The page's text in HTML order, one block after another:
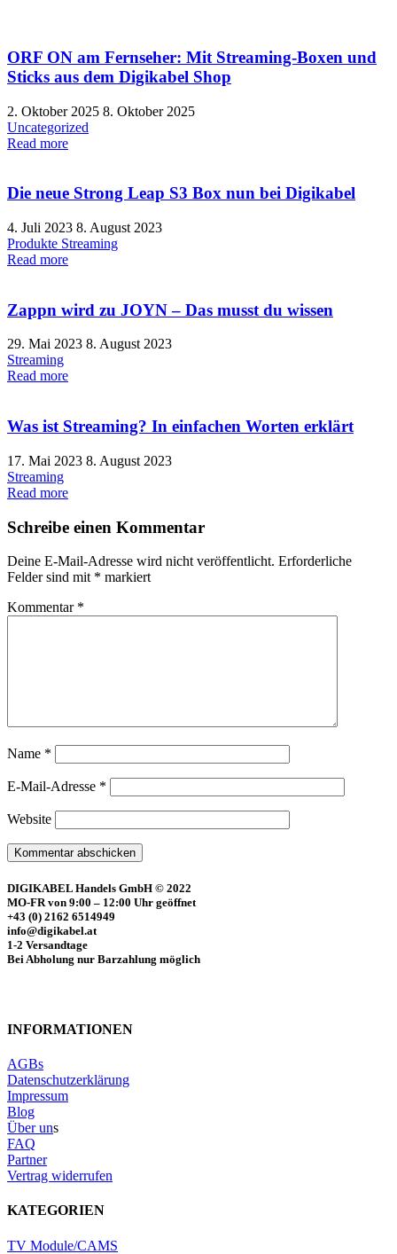
ORF ON am Fernseher: Mit Streaming-Boxen und
Sticks aus dem Digikabel Shop
2. Oktober 2025 8. Oktober 2025
Uncategorized
Read more
Die neue Strong Leap S3 Box nun bei Digikabel
4. Juli 2023 8. August 2023
Produkte Streaming
Read more
Zappn wird zu JOYN – Das musst du wissen
29. Mai 2023 8. August 2023
Streaming
Read more
Was ist Streaming? In einfachen Worten erklärt
17. Mai 2023 8. August 2023
Streaming
Read more
Schreibe einen Kommentar
Deine E-Mail-Adresse wird nicht veröffentlicht. Erforderliche
Felder sind mit * markiert
Kommentar *
Name *
E-Mail-Adresse *
Website
DIGIKABEL Handels GmbH © 2022
MO-FR von 9:00 – 12:00 Uhr geöffnet
+43 (0) 2162 6514949
info@digikabel.at
1-2 Versandtage
Bei Abholung nur Barzahlung möglich
INFORMATIONEN
AGBs
Datenschutzerklärung
Impressum
Blog
Über uns
FAQ
Partner
Vertrag widerrufen
KATEGORIEN
TV Module/CAMS